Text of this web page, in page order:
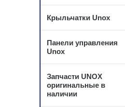
Крыльчатки Unox
Панели управления
Unox
Запчасти UNOX
оригинальные в
наличии